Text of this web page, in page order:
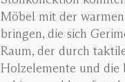
Möbel mit der
bringen, die sich
Raum, der durch
Holzelemente und die